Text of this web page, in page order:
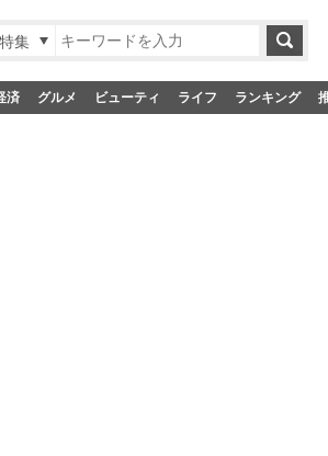
集
済 グルメ ビューティ ライフ ランキング